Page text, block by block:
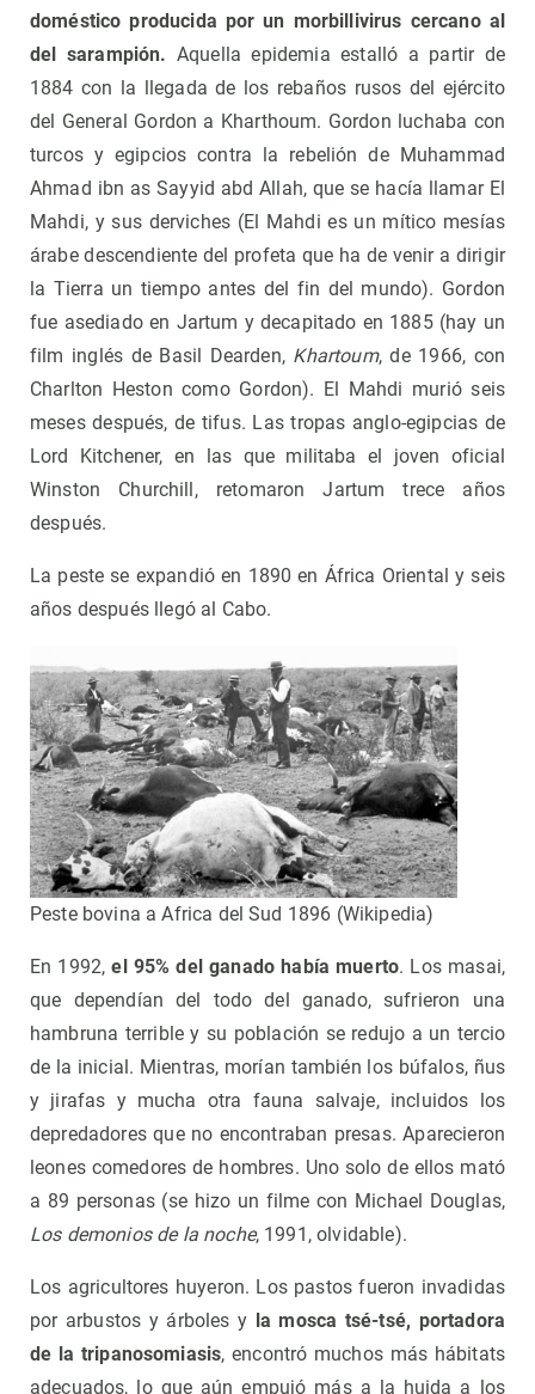
doméstico producida por un morbillivirus cercano al
del sarampión. Aquella epidemia estalló a partir de
1884 con la llegada de los rebaños rusos del ejército
del General Gordon a Kharthoum. Gordon luchaba con
turcos y egipcios contra la rebelión de Muhammad
Ahmad ibn as Sayyid abd Allah, que se hacía llamar El
Mahdi, y sus derviches (El Mahdi es un mítico mesías
árabe descendiente del profeta que ha de venir a dirigir
la Tierra un tiempo antes del fin del mundo). Gordon
fue asediado en Jartum y decapitado en 1885 (hay un
film inglés de Basil Dearden, Khartoum, de 1966, con
Charlton Heston como Gordon). El Mahdi murió seis
meses después, de tifus. Las tropas anglo-egipcias de
Lord Kitchener, en las que militaba el joven oficial
Winston Churchill, retomaron Jartum trece años
después.
La peste se expandió en 1890 en África Oriental y seis
años después llegó al Cabo.
Peste bovina a Africa del Sud 1896 (Wikipedia)
En 1992,el 95% del ganado había muerto. Los masai,
que dependían del todo del ganado, sufrieron una
hambruna terrible y su población se redujo a un tercio
de la inicial. Mientras, morían también los búfalos, ñus
y jirafas y mucha otra fauna salvaje, incluidos los
depredadores que no encontraban presas. Aparecieron
leones comedores de hombres. Uno solo de ellos mató
a 89 personas (se hizo un filme con Michael Douglas,
Los demonios de la noche, 1991, olvidable).
Los agricultores huyeron. Los pastos fueron invadidas
por arbustos y árboles y la mosca tsé-tsé, portadora
de la tripanosomiasis, encontró muchos más hábitats
adecuados, lo que aún empujó más a la huida a los